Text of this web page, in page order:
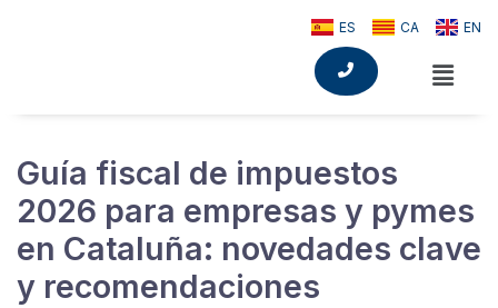
ES CA EN
Guía fiscal de impuestos
2026 para empresas y pymes
en Cataluña: novedades clave
y recomendaciones